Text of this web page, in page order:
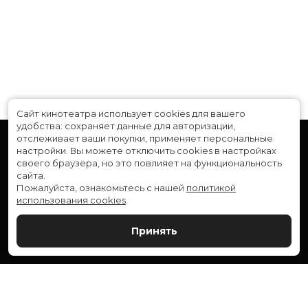
Расписание
Скоро в кино
Служба поддержки
Сайт кинотеатра использует cookies для вашего
удобства: сохраняет данные для авторизации,
отслеживает ваши покупки, применяет персональные
настройки. Вы можете отключить cookies в настройках
своего браузера, но это повлияет на функциональность
сайта.
Пожалуйста, ознакомьтесь с нашей политикой
использования cookies
Принять